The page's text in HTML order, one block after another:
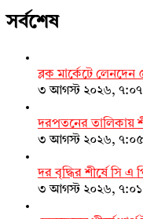
সর্বশেষ
ব্লক মার্কেটে
৩ আগস্ট ২০২৬, ৭:০৭
দরপতনের তালিকায়
৩ আগস্ট ২০২৬, ৭:০৫
দর বৃদ্ধির শীর্ষে সি
৩ আগস্ট ২০২৬, ৭:০১